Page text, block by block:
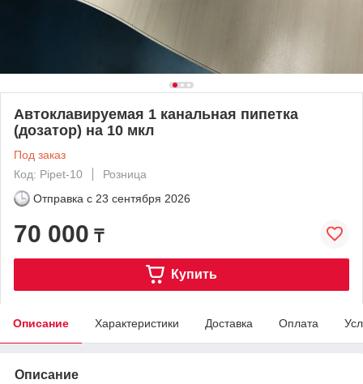
Автоклавируемая 1 канальная пипетка
(дозатор) на 10 мкл
Под заказ
Код: Pipet-10
Розница
Отправка с 23 сентября 2026
70 000 ₸
Купить
Описание Характеристики Доставка Оплата
Описание